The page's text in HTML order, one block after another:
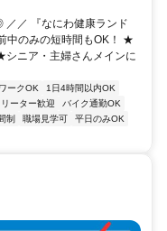
／ 『なにわ健康ランド
中のみの短時間もOK！ ★
ニア・主婦さんメインに
ークOK
1日4時間以内OK
リーター歓迎
バイク通勤OK
制 職場見学可
平日のみOK